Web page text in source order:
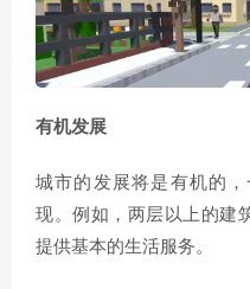
有机发展
城市的发展将是有机的
现。例如，两层以上的建
提供基本的生活服务。